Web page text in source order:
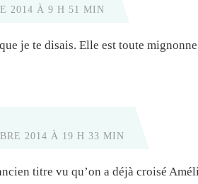
2014 À 9 H 51 MIN
je te disais. Elle est toute
2014 À 19 H 33 MIN
titre vu qu’on a déjà croisé